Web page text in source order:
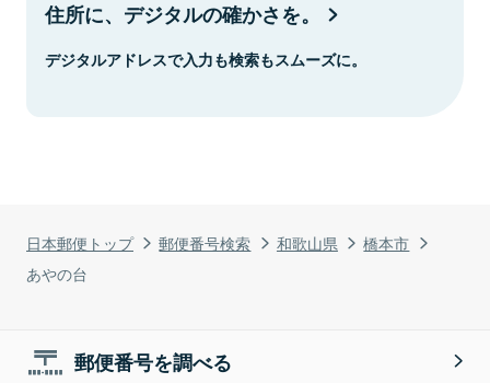
日本郵便トップ 郵便番号検索 和歌山県
橋本市
あやの台
住所に、デジタルの確かさを。
デジタルアドレスで入力も検索もスムーズに。
郵便番号を調べる